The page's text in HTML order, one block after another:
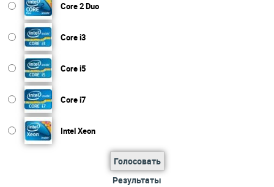
Core 2 Duo
Core i3
Core i5
Core i7
Intel Xeon
Голосовать
Результаты